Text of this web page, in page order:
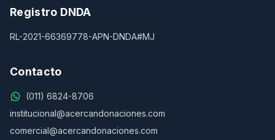
Registro DNDA
RL-2021-66369778-APN-DNDA#MJ
Contacto
(011) 6824-8706
institucional@acercandonaciones.com
comercial@acercandonaciones.com